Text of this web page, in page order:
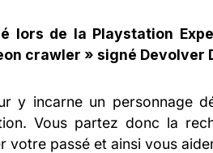
lors de la Playstation
crawler » signé Devolver
y incarne un personnage
Vous partez donc la
votre passé et ainsi vous